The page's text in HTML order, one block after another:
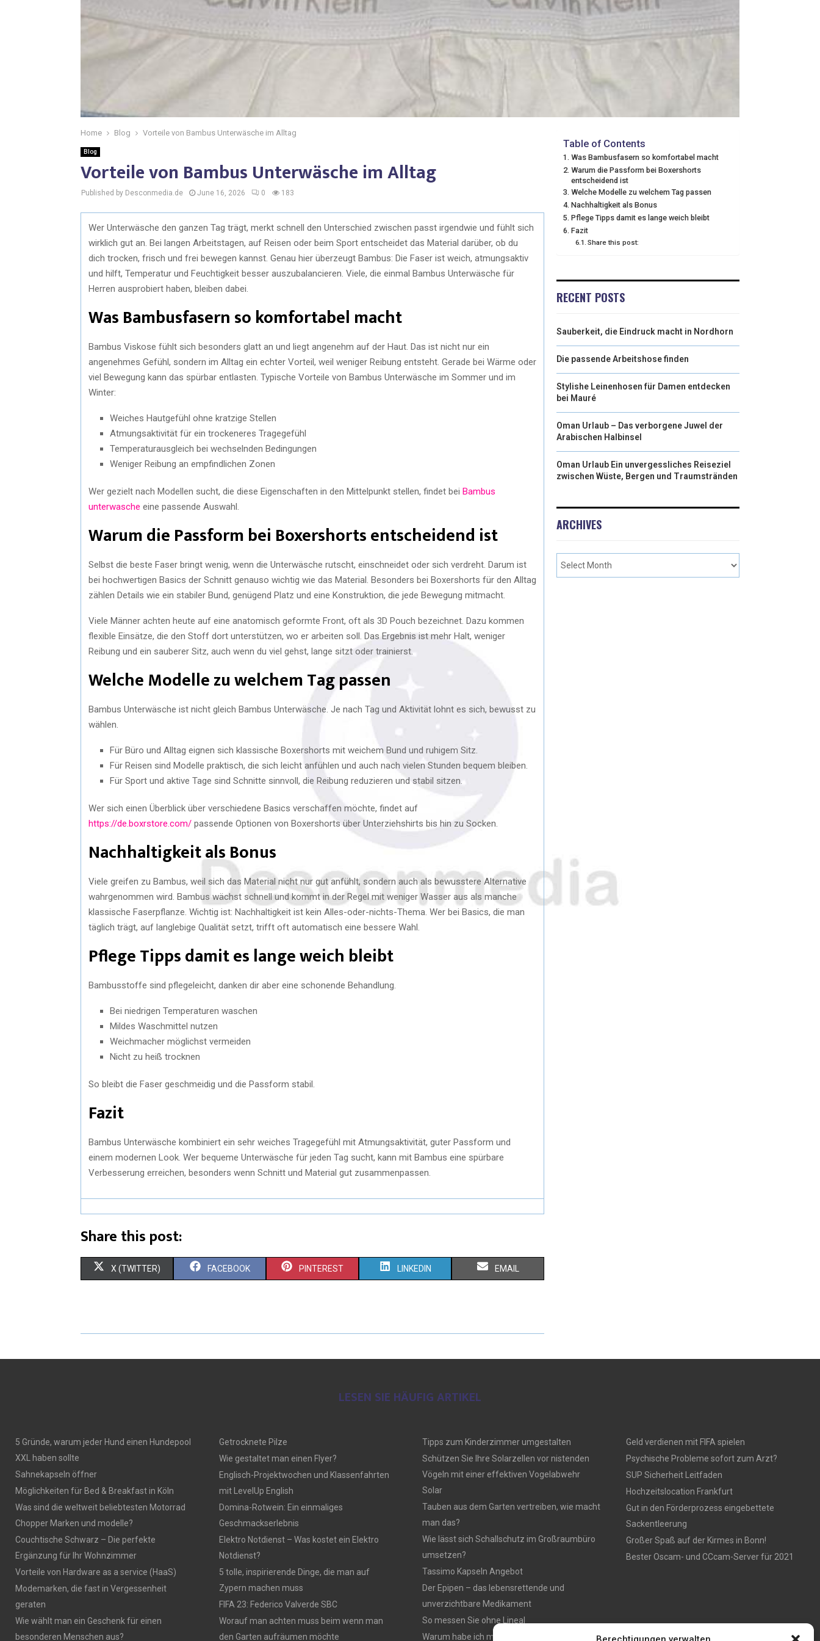
Home Blog Vorteile von Bambus Unterwäsche im Alltag
Blog
Vorteile von Bambus Unterwäsche im Alltag
Published by Desconmedia.de June 16, 2026 0 183
Wer Unterwäsche den ganzen Tag trägt, merkt schnell den Unterschied zwischen passt irgendwie und fühlt sich
wirklich gut an. Bei langen Arbeitstagen, auf Reisen oder beim Sport entscheidet das Material darüber, ob du
dich trocken, frisch und frei bewegen kannst. Genau hier überzeugt Bambus: Die Faser ist weich, atmungsaktiv
und hilft, Temperatur und Feuchtigkeit besser auszubalancieren. Viele, die einmal Bambus Unterwäsche für
Herren ausprobiert haben, bleiben dabei.
Was Bambusfasern so komfortabel macht
Bambus Viskose fühlt sich besonders glatt an und liegt angenehm auf der Haut. Das ist nicht nur ein
angenehmes Gefühl, sondern im Alltag ein echter Vorteil, weil weniger Reibung entsteht. Gerade bei Wärme oder
viel Bewegung kann das spürbar entlasten. Typische Vorteile von Bambus Unterwäsche im Sommer und im
Winter:
Weiches Hautgefühl ohne kratzige Stellen
Atmungsaktivität für ein trockeneres Tragegefühl
Temperaturausgleich bei wechselnden Bedingungen
Weniger Reibung an empfindlichen Zonen
Wer gezielt nach Modellen sucht, die diese Eigenschaften in den Mittelpunkt stellen, findet bei Bambus
unterwasche eine passende Auswahl.
Warum die Passform bei Boxershorts entscheidend ist
Selbst die beste Faser bringt wenig, wenn die Unterwäsche rutscht, einschneidet oder sich verdreht. Darum ist
bei hochwertigen Basics der Schnitt genauso wichtig wie das Material. Besonders bei Boxershorts für den Alltag
zählen Details wie ein stabiler Bund, genügend Platz und eine Konstruktion, die jede Bewegung mitmacht.
Viele Männer achten heute auf eine anatomisch geformte Front, oft als 3D Pouch bezeichnet. Dazu kommen
flexible Einsätze, die den Stoff dort unterstützen, wo er arbeiten soll. Das Ergebnis ist mehr Halt, weniger
Reibung und ein sauberer Sitz, auch wenn du viel gehst, lange sitzt oder trainierst.
Welche Modelle zu welchem Tag passen
Bambus Unterwäsche ist nicht gleich Bambus Unterwäsche. Je nach Tag und Aktivität lohnt es sich, bewusst zu
wählen.
Für Büro und Alltag eignen sich klassische Boxershorts mit weichem Bund und ruhigem Sitz.
Für Reisen sind Modelle praktisch, die sich leicht anfühlen und auch nach vielen Stunden bequem bleiben.
Für Sport und aktive Tage sind Schnitte sinnvoll, die Reibung reduzieren und stabil sitzen.
Wer sich einen Überblick über verschiedene Basics verschaffen möchte, findet auf
https://de.boxrstore.com/ passende Optionen von Boxershorts über Unterziehshirts bis hin zu Socken.
Nachhaltigkeit als Bonus
Viele greifen zu Bambus, weil sich das Material nicht nur gut anfühlt, sondern auch als bewusstere Alternative
wahrgenommen wird. Bambus wächst schnell und kommt in der Regel mit weniger Wasser aus als manche
klassische Faserpflanze. Wichtig ist: Nachhaltigkeit ist kein Alles-oder-nichts-Thema. Wer bei Basics, die man
täglich trägt, auf langlebige Qualität setzt, trifft oft automatisch eine bessere Wahl.
Pflege Tipps damit es lange weich bleibt
Bambusstoffe sind pflegeleicht, danken dir aber eine schonende Behandlung.
Bei niedrigen Temperaturen waschen
Mildes Waschmittel nutzen
Weichmacher möglichst vermeiden
Nicht zu heiß trocknen
So bleibt die Faser geschmeidig und die Passform stabil.
Fazit
Bambus Unterwäsche kombiniert ein sehr weiches Tragegefühl mit Atmungsaktivität, guter Passform und
einem modernen Look. Wer bequeme Unterwäsche für jeden Tag sucht, kann mit Bambus eine spürbare
Verbesserung erreichen, besonders wenn Schnitt und Material gut zusammenpassen.
Share this post:
X (TWITTER) FACEBOOK PINTEREST LINKEDIN EMAIL
Table of Contents
Was Bambusfasern so komfortabel macht
Warum die Passform bei Boxershorts
entscheidend ist
Welche Modelle zu welchem Tag passen
Nachhaltigkeit als Bonus
Pflege Tipps damit es lange weich bleibt
Fazit
Share this post:
RECENT POSTS
Sauberkeit, die Eindruck macht in Nordhorn
Die passende Arbeitshose finden
Stylishe Leinenhosen für Damen entdecken
bei Mauré
Oman Urlaub – Das verborgene Juwel der
Arabischen Halbinsel
Oman Urlaub Ein unvergessliches Reiseziel
zwischen Wüste, Bergen und Traumstränden
ARCHIVES
LESEN SIE HÄUFIG ARTIKEL
5 Gründe, warum jeder Hund einen Hundepool
XXL haben sollte
Sahnekapseln öffner
Möglichkeiten für Bed & Breakfast in Köln
Was sind die weltweit beliebtesten Motorrad
Chopper Marken und modelle?
Couchtische Schwarz – Die perfekte
Ergänzung für Ihr Wohnzimmer
Vorteile von Hardware as a service (HaaS)
Modemarken, die fast in Vergessenheit
geraten
Wie wählt man ein Geschenk für einen
besonderen Menschen aus?
Getrocknete Pilze
Wie gestaltet man einen Flyer?
Englisch-Projektwochen und Klassenfahrten
mit LevelUp English
Domina-Rotwein: Ein einmaliges
Geschmackserlebnis
Elektro Notdienst – Was kostet ein Elektro
Notdienst?
5 tolle, inspirierende Dinge, die man auf
Zypern machen muss
FIFA 23: Federico Valverde SBC
Worauf man achten muss beim wenn man
den Garten aufräumen möchte
Tipps zum Kinderzimmer umgestalten
Schützen Sie Ihre Solarzellen vor nistenden
Vögeln mit einer effektiven Vogelabwehr
Solar
Tauben aus dem Garten vertreiben, wie macht
man das?
Wie lässt sich Schallschutz im Großraumbüro
umsetzen?
Tassimo Kapseln Angebot
Der Epipen – das lebensrettende und
unverzichtbare Medikament
So messen Sie ohne Lineal
Warum habe ich mich für einen Zaun aus
Geld verdienen mit FIFA spielen
Psychische Probleme sofort zum Arzt?
SUP Sicherheit Leitfaden
Hochzeitslocation Frankfurt
Gut in den Förderprozess eingebettete
Sackentleerung
Großer Spaß auf der Kirmes in Bonn!
Bester Oscam- und CCcam-Server für 2021